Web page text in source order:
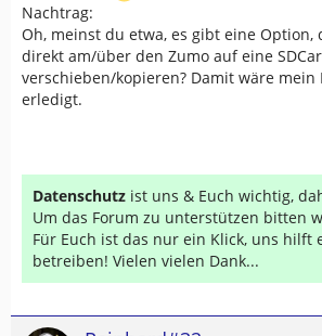
Nachtrag:
Oh, meinst du etwa, es gibt eine Option,
direkt am/über den Zumo auf eine
verschieben/kopieren? Damit wäre mein
erledigt.
Datenschutz ist uns & Euch wichtig,
Um das Forum zu unterstützen bitten
Für Euch ist das nur ein Klick, uns hilft
betreiben! Vielen vielen Dank...